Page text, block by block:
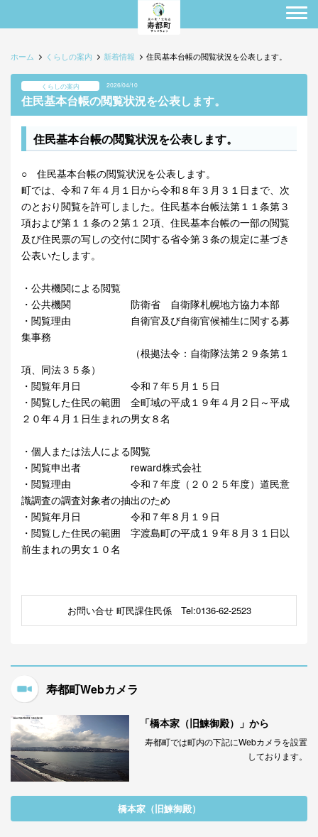
ホーム くらしの案内 新着情報 住民基本台帳の閲覧状況を公表します。
くらしの案内 2026/04/10
住民基本台帳の閲覧状況を公表します。
住民基本台帳の閲覧状況を公表します。
○ 住民基本台帳の閲覧状況を公表します。
町では、令和７年４月１日から令和８年３月３１日まで、次
のとおり閲覧を許可しました。住民基本台帳法第１１条第３
項および第１１条の２第１２項、住民基本台帳の一部の閲覧
及び住民票の写しの交付に関する省令第３条の規定に基づき
公表いたします。
・公共機関による閲覧
・公共機関 防衛省 自衛隊札幌地方協力本部
・閲覧理由 自衛官及び自衛官候補生に関する募
集事務
（根拠法令：自衛隊法第２９条第１
項、同法３５条）
・閲覧年月日 令和７年５月１５日
・閲覧した住民の範囲 全町域の平成１９年４月２日～平成
２０年４月１日生まれの男女８名
・個人または法人による閲覧
・閲覧申出者 reward株式会社
・閲覧理由 令和７年度（２０２５年度）道民意
識調査の調査対象者の抽出のため
・閲覧年月日 令和７年８月１９日
・閲覧した住民の範囲 字渡島町の平成１９年８月３１日以
前生まれの男女１０名
お問い合せ 町民課住民係 Tel:0136-62-2523
寿都町Webカメラ
「橋本家（旧鰊御殿）」から
寿都町では町内の下記にWebカメラを設置
しております。
橋本家（旧鰊御殿）